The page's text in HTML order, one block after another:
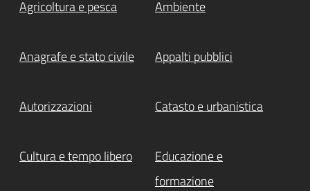
Agricoltura e pesca Ambiente
Anagrafe e stato civile Appalti pubblici
Autorizzazioni Catasto e urbanistica
Cultura e tempo libero
Educazione e
formazione